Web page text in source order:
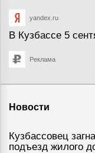
yandex.ru
В Кузбассе 5
Реклама
Новости
Кузбассовец
подъезд жилого